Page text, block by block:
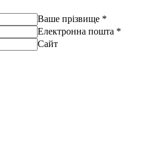
Ваше прізвище *
Електронна пошта *
Сайт